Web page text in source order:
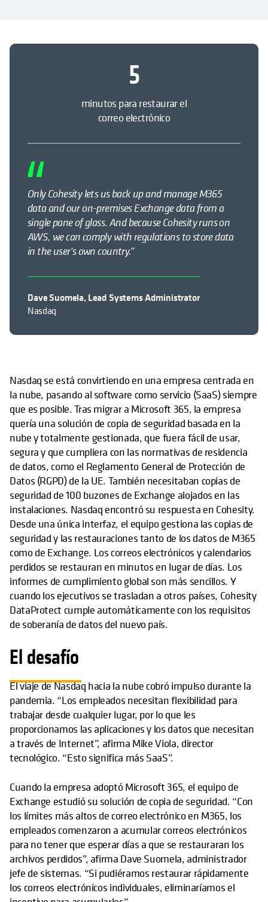
5
minutos para restaurar el
correo electrónico
Only Cohesity lets us back up and manage M365
data and our on-premises Exchange data from a
single pane of glass. And because Cohesity runs on
AWS, we can comply with regulations to store data
in the user’s own country.”
Dave Suomela, Lead Systems Administrator
Nasdaq
Nasdaq se está convirtiendo en una empresa centrada en
la nube, pasando al software como servicio (SaaS) siempre
que es posible. Tras migrar a Microsoft 365, la empresa
quería una solución de copia de seguridad basada en la
nube y totalmente gestionada, que fuera fácil de usar,
segura y que cumpliera con las normativas de residencia
de datos, como el Reglamento General de Protección de
Datos (RGPD) de la UE. También necesitaban copias de
seguridad de 100 buzones de Exchange alojados en las
instalaciones. Nasdaq encontró su respuesta en Cohesity.
Desde una única interfaz, el equipo gestiona las copias de
seguridad y las restauraciones tanto de los datos de M365
como de Exchange. Los correos electrónicos y calendarios
perdidos se restauran en minutos en lugar de días. Los
informes de cumplimiento global son más sencillos. Y
cuando los ejecutivos se trasladan a otros países, Cohesity
DataProtect cumple automáticamente con los requisitos
de soberanía de datos del nuevo país.
El desafío
El viaje de Nasdaq hacia la nube cobró impulso durante la
pandemia. “Los empleados necesitan flexibilidad para
trabajar desde cualquier lugar, por lo que les
proporcionamos las aplicaciones y los datos que necesitan
a través de Internet”, afirma Mike Viola, director
tecnológico. “Esto significa más SaaS”.
Cuando la empresa adoptó Microsoft 365, el equipo de
Exchange estudió su solución de copia de seguridad. “Con
los límites más altos de correo electrónico en M365, los
empleados comenzaron a acumular correos electrónicos
para no tener que esperar días a que se restauraran los
archivos perdidos”, afirma Dave Suomela, administrador
jefe de sistemas. “Si pudiéramos restaurar rápidamente
los correos electrónicos individuales, eliminaríamos el